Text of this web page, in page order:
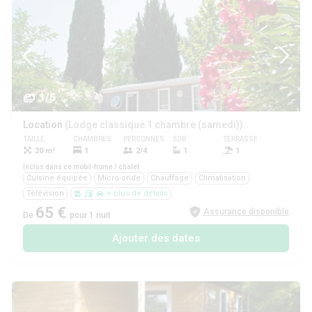
1/5
Location (Lodge classique 1 chambre (samedi))
TAILLE
20 m²
CHAMBRES
1
PERSONNES
2/4
SDB
1
TERRASSE
1
Inclus dans ce mobil-home / chalet
Cuisine équipée Micro-onde Chauffage
Climatisation
Télévision
+ plus de détails
De 65 € pour 1 nuit Assurance disponible
Ajouter des dates